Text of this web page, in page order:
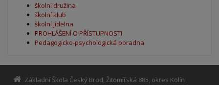
školní družina
školní klub
školní jídelna
PROHLÁŠENÍ O PŘÍSTUPNOSTI
Pedagogicko-psychologická poradna
Základní Škola Český Brod, Žitomířská 885, okres Kolín